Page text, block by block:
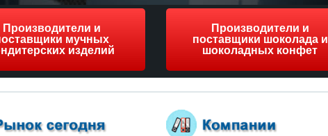
Производители и
мучных
изделий
Производители и
поставщики шоколада и
шоколадных конфет